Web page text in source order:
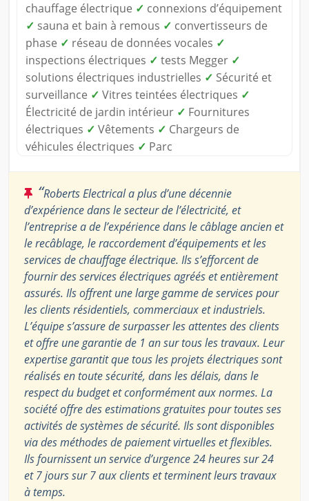
chauffage électrique ✓ connexions d’équipement
✓ sauna et bain à remous ✓ convertisseurs de
phase ✓ réseau de données vocales ✓
inspections électriques ✓ tests Megger ✓
solutions électriques industrielles ✓ Sécurité et
surveillance ✓ Vitres teintées électriques ✓
Électricité de jardin intérieur ✓ Fournitures
électriques ✓ Vêtements ✓ Chargeurs de
véhicules électriques ✓ Parc
“Roberts Electrical a plus d’une décennie
d’expérience dans le secteur de l’électricité, et
l’entreprise a de l’expérience dans le câblage ancien et
le recâblage, le raccordement d’équipements et les
services de chauffage électrique. Ils s’efforcent de
fournir des services électriques agréés et entièrement
assurés. Ils offrent une large gamme de services pour
les clients résidentiels, commerciaux et industriels.
L’équipe s’assure de surpasser les attentes des clients
et offre une garantie de 1 an sur tous les travaux. Leur
expertise garantit que tous les projets électriques sont
réalisés en toute sécurité, dans les délais, dans le
respect du budget et conformément aux normes. La
société offre des estimations gratuites pour toutes ses
activités de systèmes de sécurité. Ils sont disponibles
via des méthodes de paiement virtuelles et flexibles.
Ils fournissent un service d’urgence 24 heures sur 24
et 7 jours sur 7 aux clients et terminent leurs travaux
à temps.